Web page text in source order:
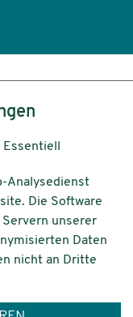
Essentiell
Analysedienst
Die Software
Servern unserer
Daten
nicht an Dritte